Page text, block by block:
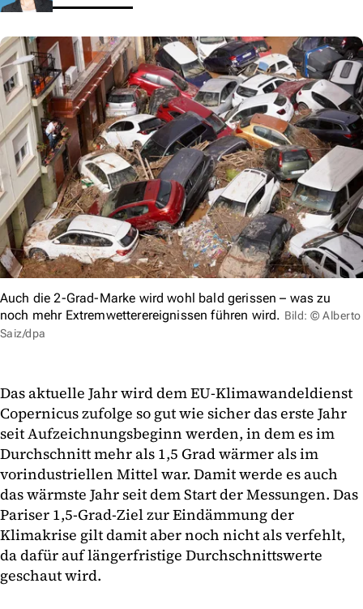
Auch die 2-Grad-Marke wird wohl bald gerissen – was zu
noch mehr Extremwetterereignissen führen wird. Bild: © Alberto
Saiz/dpa
Das aktuelle Jahr wird dem EU-Klimawandeldienst
Copernicus zufolge so gut wie sicher das erste Jahr
seit Aufzeichnungsbeginn werden, in dem es im
Durchschnitt mehr als 1,5 Grad wärmer als im
vorindustriellen Mittel war. Damit werde es auch
das wärmste Jahr seit dem Start der Messungen. Das
Pariser 1,5-Grad-Ziel zur Eindämmung der
Klimakrise gilt damit aber noch nicht als verfehlt,
da dafür auf längerfristige Durchschnittswerte
geschaut wird.